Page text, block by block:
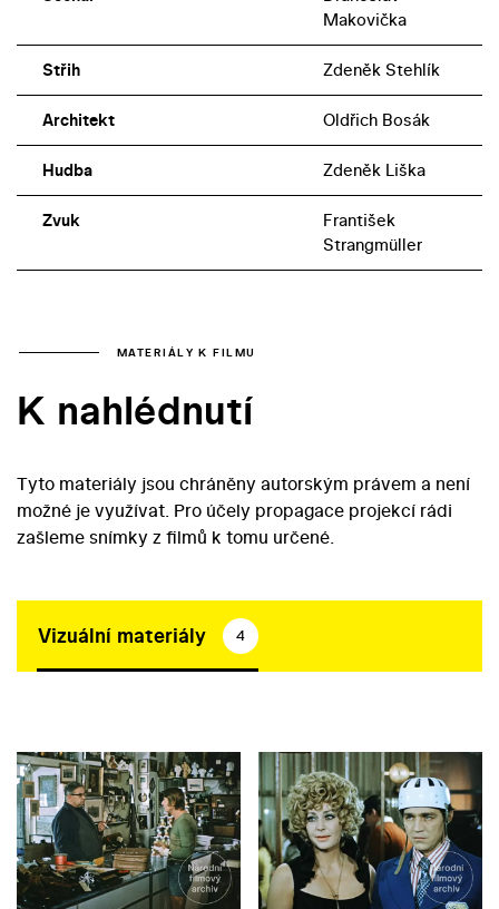
Makovička
Střih Zdeněk Stehlík
Architekt Oldřich Bosák
Hudba Zdeněk Liška
Zvuk
František
Strangmüller
MATERIÁLY K FILMU
K nahlédnutí
Tyto materiály jsou chráněny autorským právem a není
možné je využívat. Pro účely propagace projekcí rádi
zašleme snímky z filmů k tomu určené.
Vizuální materiály 4